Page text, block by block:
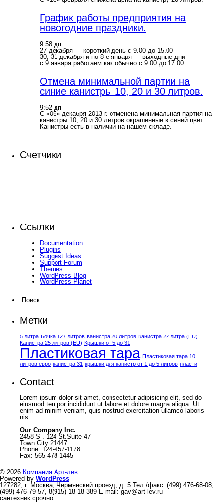
График работы предприятия на
новогодние праздники.
9:58 дп
27 декабря — короткий день с 9.00 до 15.00
30, 31 декабря и по 8-е января — выходные дни
с 9 января работаем как обычно с 9.00 до 17.00
Отмена минимальной партии на
синие канистры 10, 20 и 30 литров.
9:52 дп
С «05» декабря 2013 г. отменена минимальная партия на
канистры 10, 20 и 30 литров окрашенные в синий цвет.
Канистры есть в наличии на нашем складе.
Счетчики
Ссылки
Documentation
Plugins
Suggest Ideas
Support Forum
Themes
WordPress Blog
WordPress Planet
Метки
5 литра Бочка 127 литров Канистра 20 литров Канистра 22 литра (EU)
Канистра 25 литров (EU) Крышки от 5 до 31
Пластиковая тара Пластиковая тара 10
литров евро канистра 31 крышки для канистр от 1 до 5 литров пласти
Contact
Lorem ipsum dolor sit amet, consectetur adipisicing elit, sed do
eiusmod tempor incididunt ut labore et dolore magna aliqua. Ut
enim ad minim veniam, quis nostrud exercitation ullamco laboris
nis.
Our Company Inc.
2458 S . 124 St.Suite 47
Town City 21447
Phone: 124-457-1178
Fax: 565-478-1445
© 2026 Компания Арт-лев
Powered by WordPress
127282, г. Москва, Чермянский проезд, д. 5 Тел./факс: (499) 476-68-08,
(499) 476-79-57, 8(915) 18 18 389 E-mail: gav@art-lev.ru
сантехник срочно